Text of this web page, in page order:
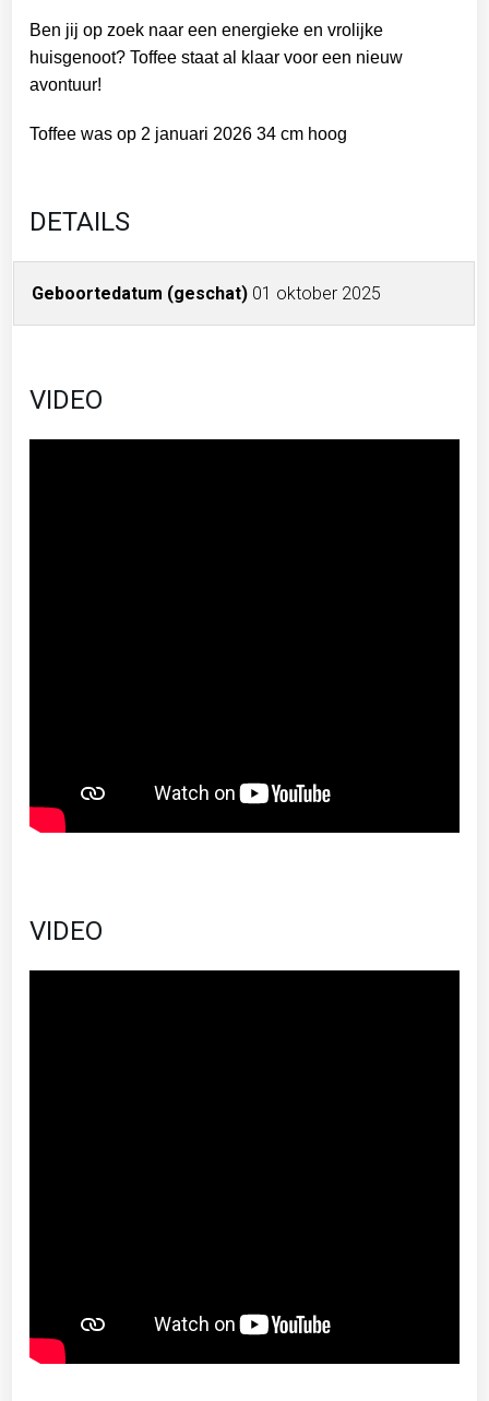
Ben jij op zoek naar een energieke en vrolijke
huisgenoot? Toffee staat al klaar voor een nieuw
avontuur!
Toffee was op 2 januari 2026 34 cm hoog
DETAILS
Geboortedatum (geschat) 01 oktober 2025
VIDEO
VIDEO